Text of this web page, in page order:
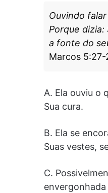
Ouvindo
Porque
a fonte do
Marcos 5:27-
A. Ela ouviu o
Sua cura.
B. Ela se
Suas vestes,
C.